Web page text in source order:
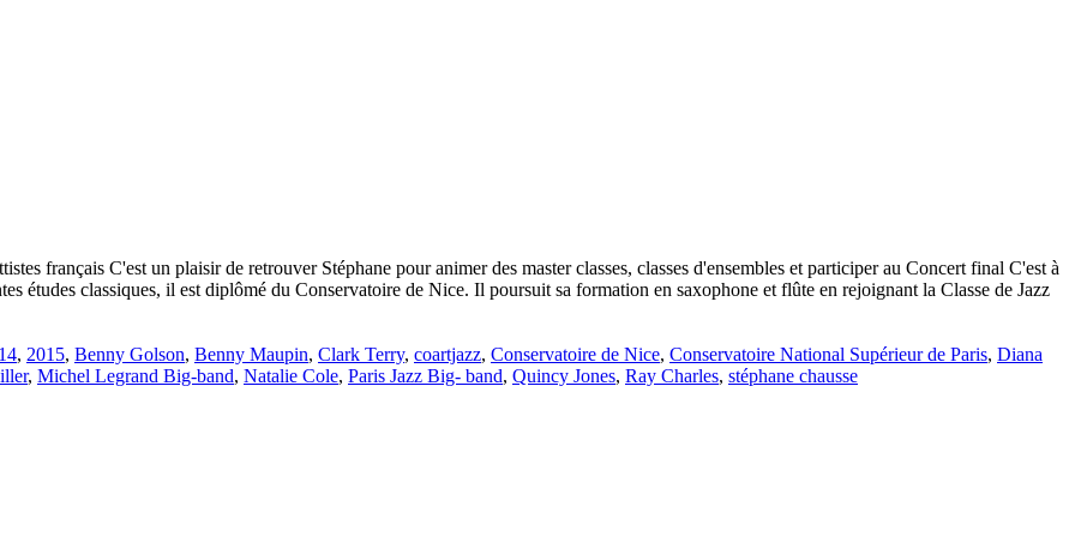
français C'est un plaisir de retrouver Stéphane pour animer des master classes, classes d'ensembles et participer au Concert final C'est à
études classiques, il est diplômé du Conservatoire de Nice. Il poursuit sa formation en saxophone et flûte en rejoignant la Classe de Jazz
, 2015, Benny Golson, Benny Maupin, Clark Terry, coartjazz, Conservatoire de Nice, Conservatoire National Supérieur de Paris, Diana
, Michel Legrand Big-band, Natalie Cole, Paris Jazz Big- band, Quincy Jones, Ray Charles, stéphane chausse